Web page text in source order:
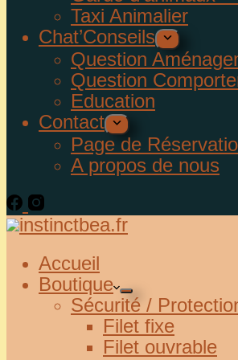
Taxi Animalier
Chat’Conseils
Question
Question
Education
Contact
Page de
A propos de nous
Accueil
Boutique
Sécurité /
Filet fixe
Filet ouvrable